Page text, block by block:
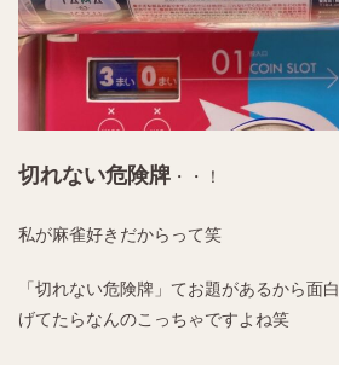
切れない危険牌 ・・！
私が麻雀好きだからって笑
「切れない危険牌」てお題があるから面
げてたらなんのこっちゃですよね笑